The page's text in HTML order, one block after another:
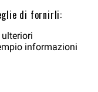
di fornirli:
informazioni